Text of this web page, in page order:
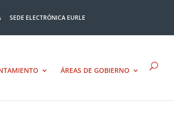
SEDE ELECTRÓNICA EURLE
ÁREAS DE GOBIERNO